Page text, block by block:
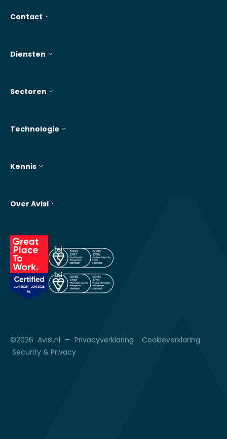
Contact
Diensten
Sectoren
Technologie
Kennis
Over Avisi
©2026 Avisi.nl — Privacyverklaring
Cookieverklaring
Security & Privacy